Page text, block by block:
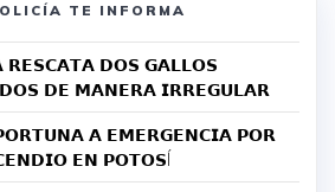
TE INFORMA
𝗗𝗢𝗦 𝗚𝗔𝗟𝗟𝗢𝗦
𝗗𝗘 𝗠𝗔𝗡𝗘𝗥𝗔 𝗜𝗥𝗥𝗘𝗚𝗨𝗟𝗔𝗥
𝗔 𝗘𝗠𝗘𝗥𝗚𝗘𝗡𝗖𝗜𝗔 𝗣𝗢𝗥
𝗘𝗡 𝗣𝗢𝗧𝗢𝗦Í